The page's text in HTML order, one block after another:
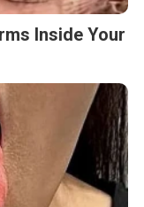
Inside Your